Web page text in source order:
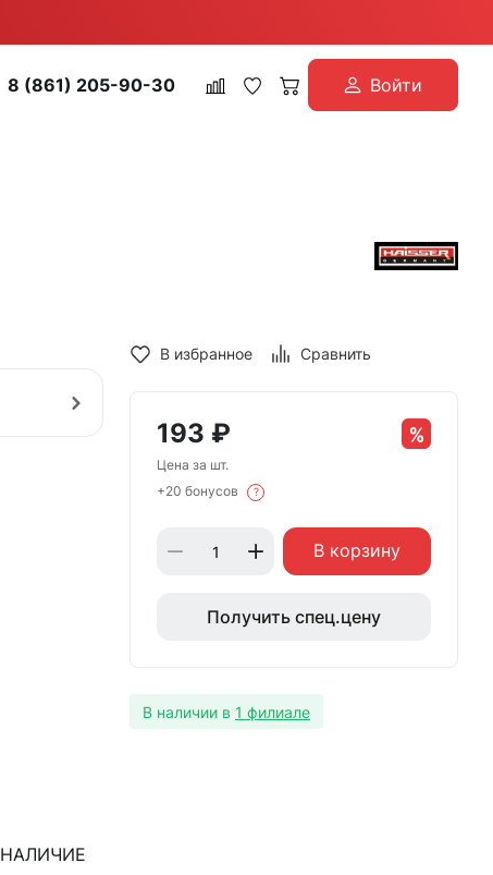
8 (861) 205-90-30 Войти
НАЛИЧИЕ
В избранное Сравнить
193 ₽
Цена за шт.
+20 бонусов
?
В корзину
Получить спец.цену
В наличии в 1 филиале